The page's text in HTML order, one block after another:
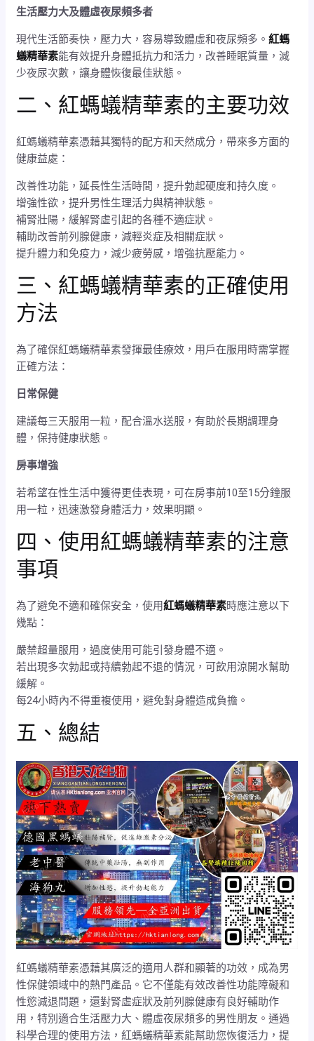
生活壓力大及體虛夜尿頻多者
現代生活節奏快，壓力大，容易導致體虛和夜尿頻多。紅螞
蟻精華素能有效提升身體抵抗力和活力，改善睡眠質量，減
少夜尿次數，讓身體恢復最佳狀態。
二、紅螞蟻精華素的主要功效
紅螞蟻精華素憑藉其獨特的配方和天然成分，帶來多方面的
健康益處：
改善性功能，延長性生活時間，提升勃起硬度和持久度。
增強性欲，提升男性生理活力與精神狀態。
補腎壯陽，緩解腎虛引起的各種不適症狀。
輔助改善前列腺健康，減輕炎症及相關症狀。
提升體力和免疫力，減少疲勞感，增強抗壓能力。
三、紅螞蟻精華素的正確使用
方法
為了確保紅螞蟻精華素發揮最佳療效，用戶在服用時需掌握
正確方法：
日常保健
建議每三天服用一粒，配合溫水送服，有助於長期調理身
體，保持健康狀態。
房事增強
若希望在性生活中獲得更佳表現，可在房事前10至15分鐘服
用一粒，迅速激發身體活力，效果明顯。
四、使用紅螞蟻精華素的注意
事項
為了避免不適和確保安全，使用紅螞蟻精華素時應注意以下
幾點：
嚴禁超量服用，過度使用可能引發身體不適。
若出現多次勃起或持續勃起不退的情況，可飲用涼開水幫助
緩解。
每24小時內不得重複使用，避免對身體造成負擔。
五、總結
紅螞蟻精華素憑藉其廣泛的適用人群和顯著的功效，成為男
性保健領域中的熱門產品。它不僅能有效改善性功能障礙和
性慾減退問題，還對腎虛症狀及前列腺健康有良好輔助作
用，特別適合生活壓力大、體虛夜尿頻多的男性朋友。通過
科學合理的使用方法，紅螞蟻精華素能幫助您恢復活力，提